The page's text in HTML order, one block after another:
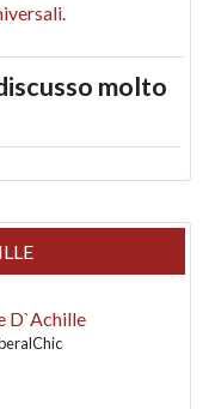
molto
D`Achille